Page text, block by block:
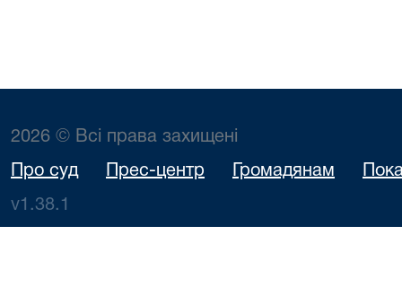
2026 © Всі права захищені
Про суд Прес-центр Громадянам
v1.38.1